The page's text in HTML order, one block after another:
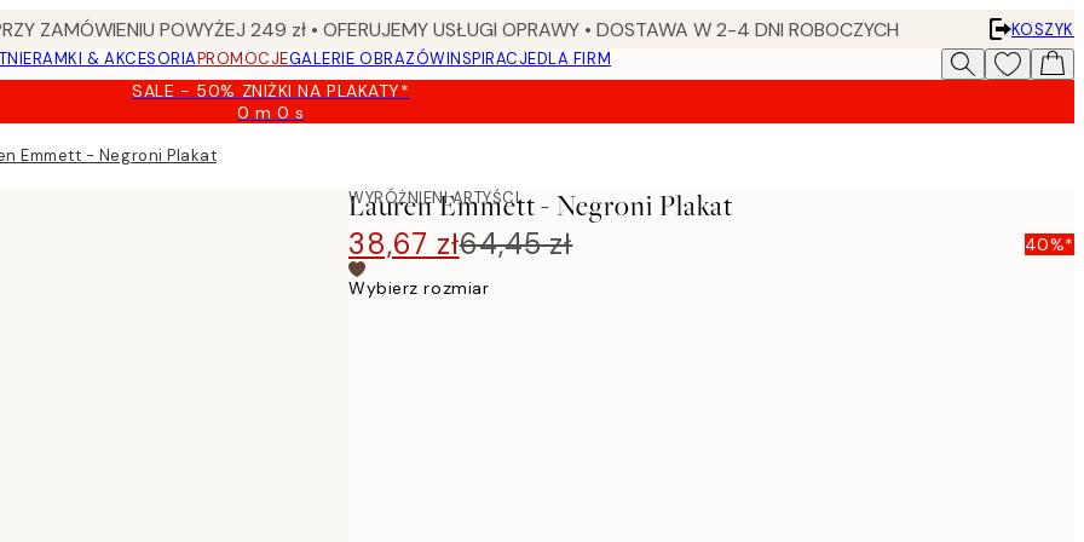
ZAMÓWIENIU POWYŻEJ 249 zł • OFERUJEMY USŁUGI OPRAWY • DOSTAWA W 2-4 DNI ROBOCZYCH
KOSZYK
RAMKI & AKCESORIAPROMOCJEGALERIE OBRAZÓWINSPIRACJEDLA FIRM
SALE - 50% ZNIŻKI NA PLAKATY*
0 m0 s
Ważny
Emmett - Negroni Plakat
WYRÓŻNIENI ARTYŚCI
Lauren Emmett - Negroni Plakat
38,67 zł64,45 zł 40%*
Wybierz rozmiar